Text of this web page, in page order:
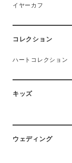
イヤーカフ
コレクション
ハートコレクション
キッズ
ウェディング